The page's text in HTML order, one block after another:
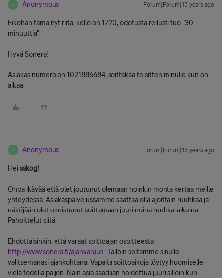
A Anonymous Forum|Forum|13 years ago
Eiköhän tämä nyt riitä, kello on 1720, odotusta reilusti tuo "30
minuuttia".
Hyvä Sonera!
Asiakas numero on 1021886684, soittakaa te sitten minulle kun on
aikaa.
A Anonymous Forum|Forum|13 years ago
Heisskog!
Onpa ikävää että olet joutunut olemaan noinkin monta kertaa meille
yhteydessä. Asiakaspalvelussamme saattaa olla ajoittain ruuhkaa ja
näköjään olet onnistunut soittamaan juuri noina ruuhka-aikoina.
Pahoittelut siitä.
Ehdottaisinkin, että varaat soittoajan osoitteesta
http://www.sonera.fi/ajanvaraus . Tällöin soitamme sinulle
valitsemanasi ajankohtana. Vapaita soittoaikoja löytyy huomiselle
vielä todella paljon. Näin asia saadaan hoidettua juuri silloin kun